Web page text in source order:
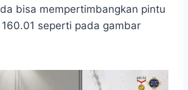
bisa mempertimbangkan pintu
seperti pada gambar